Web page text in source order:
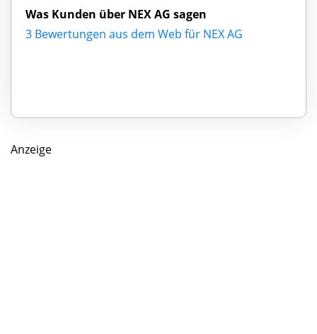
Was Kunden über NEX AG sagen
3 Bewertungen aus dem Web für NEX AG
Anzeige